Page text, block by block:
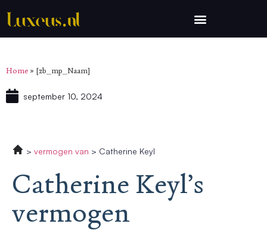
Home » [zb_mp_Naam]
september 10, 2024
vermogen van Catherine Keyl
Catherine Keyl’s
vermogen